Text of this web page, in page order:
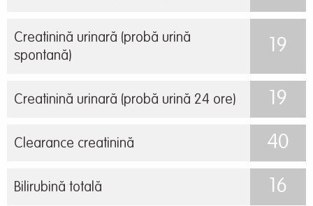
Creatinină urinară (probă urină
spontană)
19
Creatinină urinară (probă urină 24 ore) 19
Clearance creatinină 40
Bilirubină totală 16